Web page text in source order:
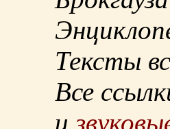
Тексты
Все
и